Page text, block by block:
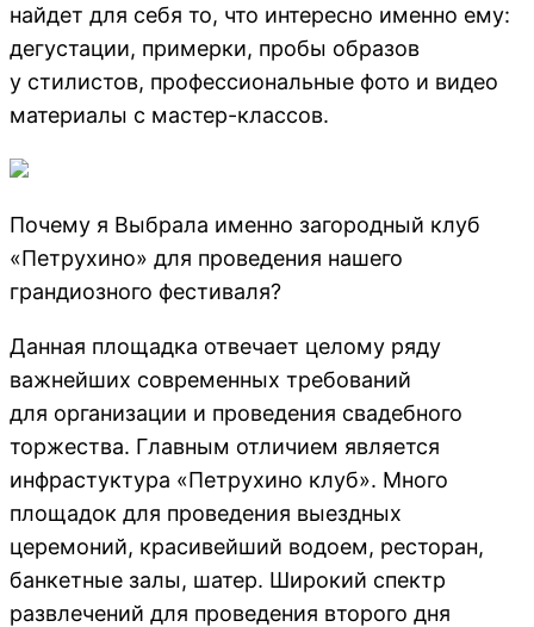
найдет для себя то, что интересно именно ему:
дегустации, примерки, пробы образов
у стилистов, профессиональные фото и видео
материалы с мастер-классов.
Почему я Выбрала именно загородный клуб
«Петрухино» для проведения нашего
грандиозного фестиваля?
Данная площадка отвечает целому ряду
важнейших современных требований
для организации и проведения свадебного
торжества. Главным отличием является
инфрастуктура «Петрухино клуб». Много
площадок для проведения выездных
церемоний, красивейший водоем, ресторан,
банкетные залы, шатер. Широкий спектр
развлечений для проведения второго дня